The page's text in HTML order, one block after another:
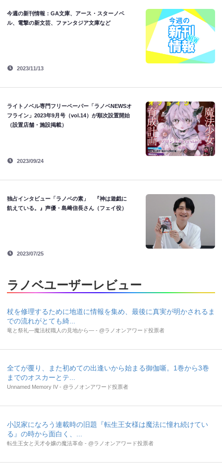
今週の新刊情報：GA文庫、アース・スターノベ
ル、電撃の新文芸、ファンタジア文庫など
2023/11/13
ライトノベル専門フリーペーパー「ラノベNEWSオ
フライン」2023年9月号（vol.14）が順次設置開始
（設置店舗・施設掲載）
2023/09/24
独占インタビュー「ラノベの素」 『神は遊戯に
飢えている。』声優・島﨑信長さん（フェイ役）
2023/07/25
ラノベユーザーレビュー
杖を修理するために地道に情報を集め、最後に真実が明かされるま
での流れがとても綺...
竜と祭礼―魔法杖職人の見地から― - @ラノオンアワード投票者
全てが覆り、また初めての出逢いから始まる御伽噺。1巻から3巻
までのオスカーとテ...
Unnamed Memory IV - @ラノオンアワード投票者
小説家になろう連載時の旧題『転生王女様は魔法に憧れ続けてい
る』の時から面白く、...
転生王女と天才令嬢の魔法革命 - @ラノオンアワード投票者